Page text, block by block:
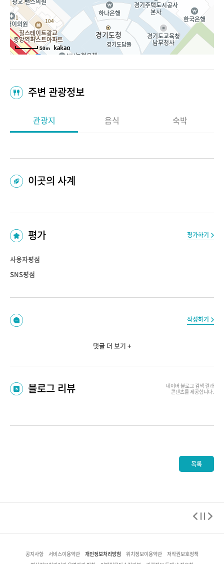
50m
주변 관광정보
관광지 음식 숙박
이곳의 사계
평가 평가하기
사용자평점
SNS평점
작성하기
댓글 더 보기 +
블로그 리뷰 네이버 블로그 검색 결과
콘텐츠를 제공합니다.
목록
공지사항 서비스이용약관 개인정보처리방침 위치정보이용약관 저작권보호정책